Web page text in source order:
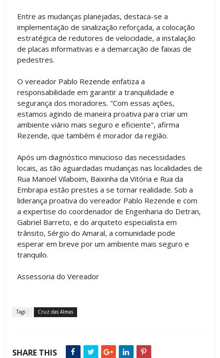
Entre as mudanças planejadas, destaca-se a
implementação de sinalização reforçada, a colocação
estratégica de redutores de velocidade, a instalação
de placas informativas e a demarcação de faixas de
pedestres.
O vereador Pablo Rezende enfatiza a
responsabilidade em garantir a tranquilidade e
segurança dos moradores. "Com essas ações,
estamos agindo de maneira proativa para criar um
ambiente viário mais seguro e eficiente", afirma
Rezende, que também é morador da região.
Após um diagnóstico minucioso das necessidades
locais, as tão aguardadas mudanças nas localidades de
Rua Manoel Vilaboim, Baixinha da Vitória e Rua da
Embrapa estão prestes a se tornar realidade. Sob a
liderança proativa do vereador Pablo Rezende e com
a expertise do coordenador de Engenharia do Detran,
Gabriel Barreto, e do arquiteto especialista em
trânsito, Sérgio do Amaral, a comunidade pode
esperar em breve por um ambiente mais seguro e
tranquilo.
Assessoria do Vereador
Tags : Cruz das Almas
SHARE THIS